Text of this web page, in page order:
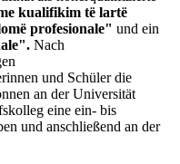
kualifikim të lartë
profesionale" und ein
Nach
und Schüler die
an der Universität
eine ein- bis
und anschließend an der